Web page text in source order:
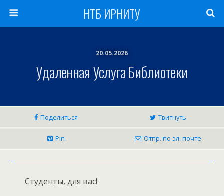
НТБ ИРНИТУ
20.05.2026
Удаленная Услуга Библиотеки
Поделиться Твитнуть
Pin Отпр. по эл. почте
Студенты, для вас!